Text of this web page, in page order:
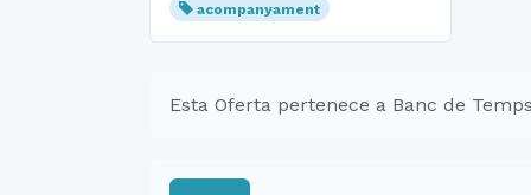
acompanyament
Esta Oferta pertenece a Banc de